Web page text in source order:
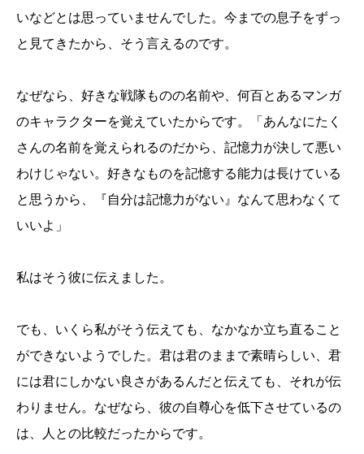
いなどとは思っていませんでした。今までの息子をずっ
と見てきたから、そう言えるのです。
なぜなら、好きな戦隊ものの名前や、何百とあるマンガ
のキャラクターを覚えていたからです。「あんなにたく
さんの名前を覚えられるのだから、記憶力が決して悪い
わけじゃない。好きなものを記憶する能力は長けている
と思うから、『自分は記憶力がない』なんて思わなくて
いいよ」
私はそう彼に伝えました。
でも、いくら私がそう伝えても、なかなか立ち直ること
ができないようでした。君は君のままで素晴らしい、君
には君にしかない良さがあるんだと伝えても、それが伝
わりません。なぜなら、彼の自尊心を低下させているの
は、人との比較だったからです。